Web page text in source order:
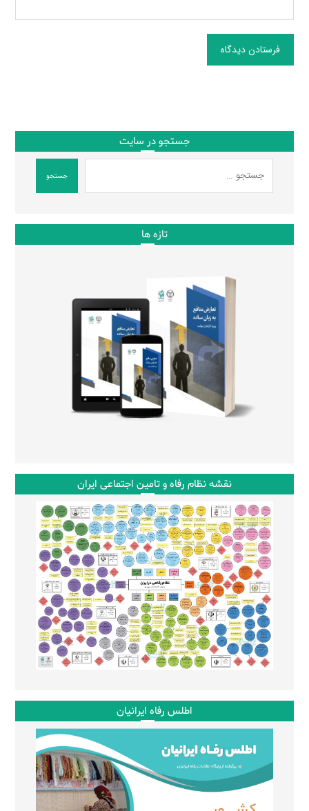
فرستادن دیدگاه
جستجو در سایت
جستجو
تازه ها
نقشه نظام رفاه و تامین اجتماعی ایران
اطلس رفاه ایرانیان